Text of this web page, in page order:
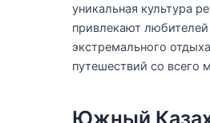
уникальная культура
привлекают любителей
экстремального
путешествий со всего